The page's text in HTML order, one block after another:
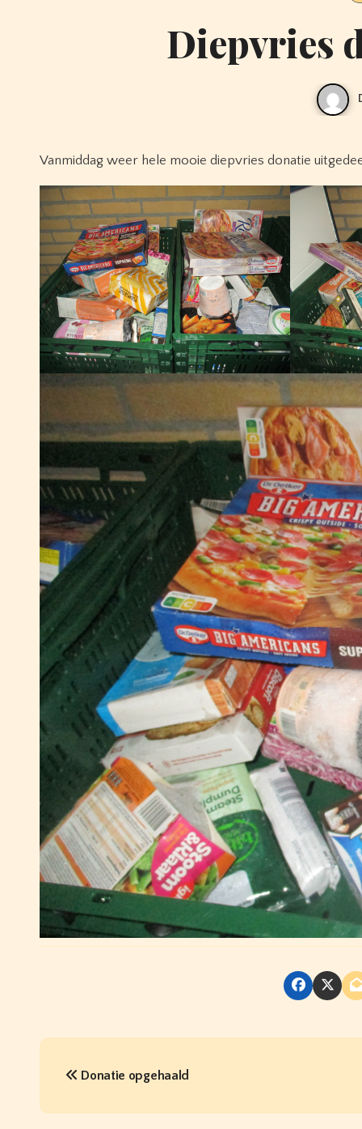
Diepvries
Vanmiddag weer hele mooie diepvries donatie
B
r
Donatie opgehaald